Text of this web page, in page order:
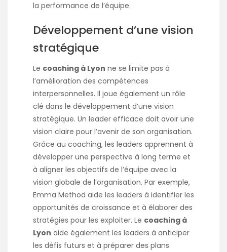
la performance de l’équipe.
Développement d’une vision
stratégique
Le coaching à Lyon ne se limite pas à
l’amélioration des compétences
interpersonnelles. Il joue également un rôle
clé dans le développement d’une vision
stratégique. Un leader efficace doit avoir une
vision claire pour l’avenir de son organisation.
Grâce au coaching, les leaders apprennent à
développer une perspective à long terme et
à aligner les objectifs de l’équipe avec la
vision globale de l’organisation. Par exemple,
Emma Method aide les leaders à identifier les
opportunités de croissance et à élaborer des
stratégies pour les exploiter. Le coaching à
Lyon aide également les leaders à anticiper
les défis futurs et à préparer des plans